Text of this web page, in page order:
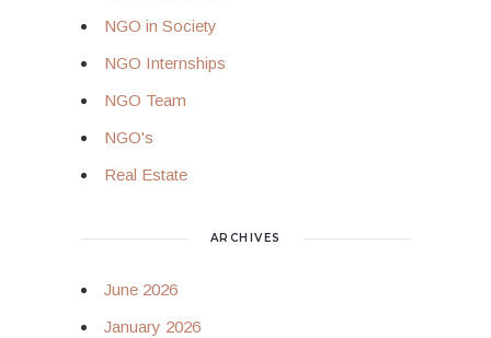
NGO in Society
NGO Internships
NGO Team
NGO's
Real Estate
ARCHIVES
June 2026
January 2026